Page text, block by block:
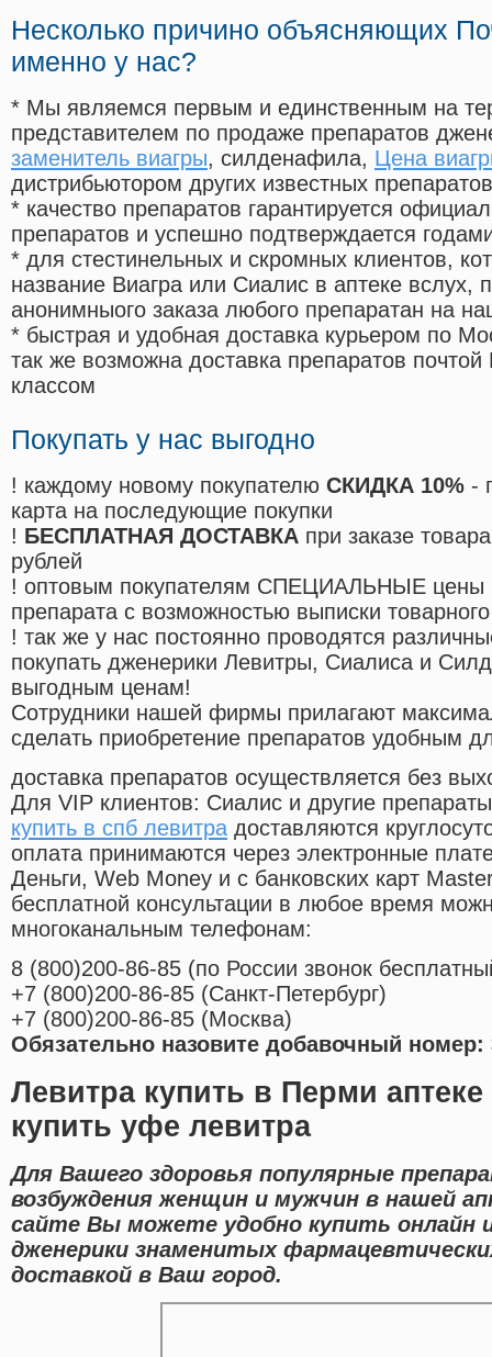
Несколько причино объясняющих
именно у нас?
* Мы являемся первым и единственным на
представителем по продаже препаратов
заменитель виагры, силденафила, Цена
дистрибьютором других известных препаратов
* качество препаратов гарантируется
препаратов и успешно подтверждается
* для стестинельных и скромных клиентов,
название Виагра или Сиалис в аптеке вслух,
анонимныого заказа любого препаратан на
* быстрая и удобная доставка курьером по
так же возможна доставка препаратов
классом
Покупать у нас выгодно
! каждому новому покупателю СКИДКА 10% -
карта на последующие покупки
! БЕСПЛАТНАЯ ДОСТАВКА при заказе
рублей
! оптовым покупателям СПЕЦИАЛЬНЫЕ цены
препарата с возможностью выписки
! так же у нас постоянно проводятся
покупать дженерики Левитры, Сиалиса и
выгодным ценам!
Cотрудники нашей фирмы прилагают
сделать приобретение препаратов удобным
доставка препаратов осуществляется без
Для VIP клиентов: Сиалис и другие
купить в спб левитра доставляются
оплата принимаются через электронные
Деньги, Web Money и с банковских карт
бесплатной консультации в любое время
многоканальным телефонам:
8 (800)200-86-85 (по России звонок
+7 (800)200-86-85 (Санкт-Петербург)
+7 (800)200-86-85 (Москва)
Обязательно назовите добавочный номер:
Левитра купить в Перми аптеке
купить уфе левитра
Для Вашего здоровья популярные
возбуждения женщин и мужчин в нашей
сайте Вы можете удобно купить онлайн
дженерики знаменитых
доставкой в Ваш город.